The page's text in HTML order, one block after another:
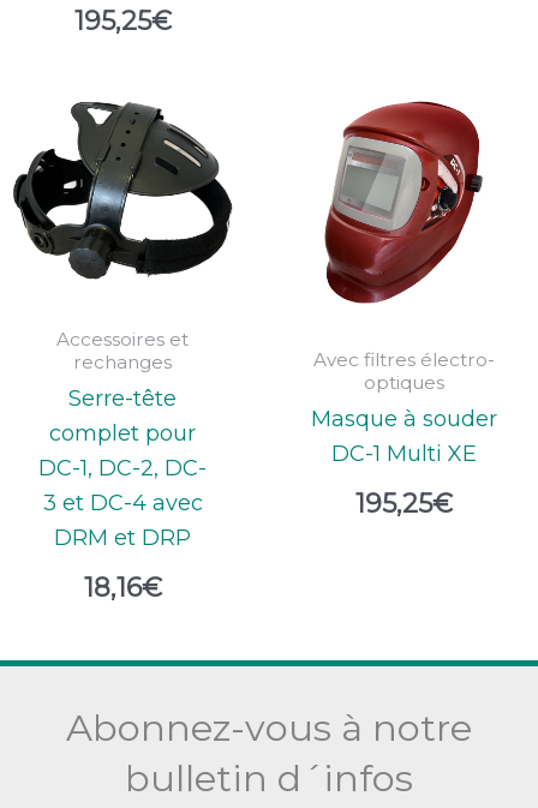
195,25€
Accessoires et
rechanges
Serre-tête
complet pour
DC-1, DC-2, DC-
3 et DC-4 avec
DRM et DRP
18,16€
Avec filtres électro-
optiques
Masque à souder
DC-1 Multi XE
195,25€
Abonnez-vous à notre
bulletin d´infos